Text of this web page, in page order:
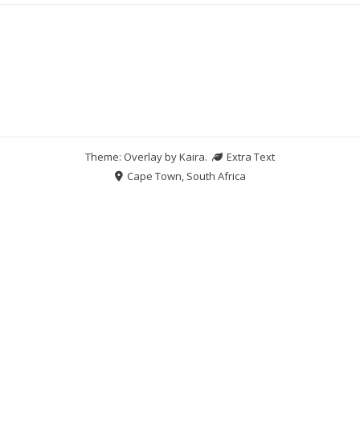
Theme: Overlay byKaira.
Extra Text
Cape Town, South Africa